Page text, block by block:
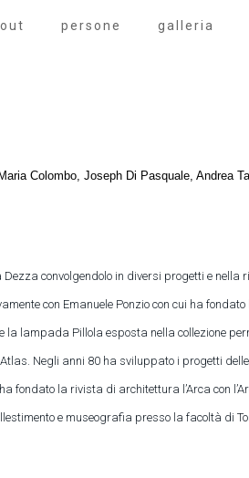
persone galleria
Colombo, Joseph Di Pasquale, Andrea
convolgendolo in diversi progetti e
con Emanuele Ponzio con cui ha
lampada Pillola esposta nella collezione
Negli anni 80 ha sviluppato i progetti
fondato la rivista di architettura l’Arca con
e museografia presso la facoltà di